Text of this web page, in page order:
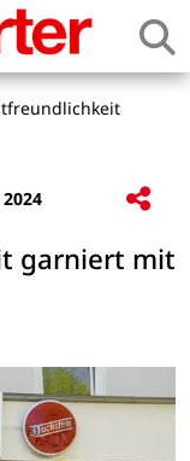
garniert mit